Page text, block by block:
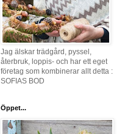
Jag älskar trädgård, pyssel,
återbruk, loppis- och har ett eget
företag som kombinerar allt detta :
SOFIAS BOD
Öppet...